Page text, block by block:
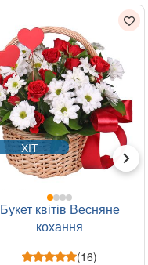
ХІТ
Букет квітів Весняне
кохання
(16)